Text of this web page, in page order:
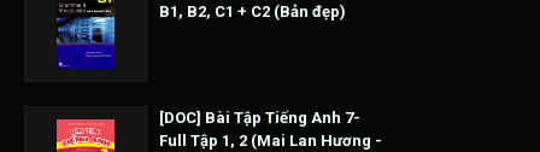
B1, B2, C1 + C2 (Bản đẹp)
[DOC] Bài Tập Tiếng Anh 7-
Full Tập 1, 2 (Mai Lan Hương -